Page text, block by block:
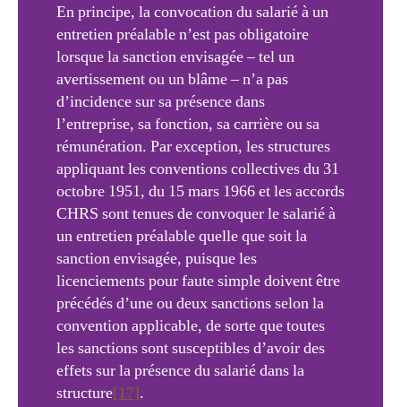
En principe, la convocation du salarié à un
entretien préalable n’est pas obligatoire
lorsque la sanction envisagée – tel un
avertissement ou un blâme – n’a pas
d’incidence sur sa présence dans
l’entreprise, sa fonction, sa carrière ou sa
rémunération. Par exception, les structures
appliquant les conventions collectives du 31
octobre 1951, du 15 mars 1966 et les accords
CHRS sont tenues de convoquer le salarié à
un entretien préalable quelle que soit la
sanction envisagée, puisque les
licenciements pour faute simple doivent être
précédés d’une ou deux sanctions selon la
convention applicable, de sorte que toutes
les sanctions sont susceptibles d’avoir des
effets sur la présence du salarié dans la
structure[17].